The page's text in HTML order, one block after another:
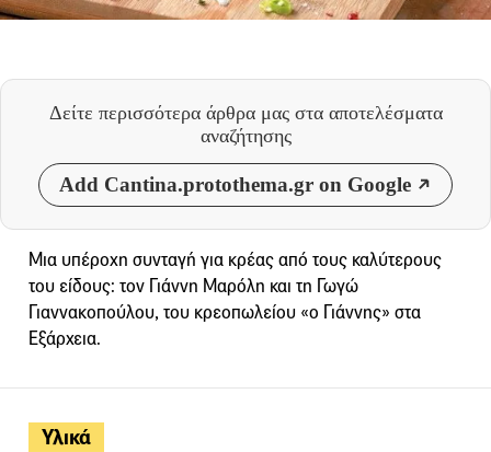
Δείτε περισσότερα άρθρα μας στα αποτελέσματα
αναζήτησης
Add Cantina.protothema.gr on Google
Υλικά
Μια υπέροχη συνταγή για κρέας από τους καλύτερους
του είδους: τον Γιάννη Μαρόλη και τη Γωγώ
Γιαννακοπούλου, του κρεοπωλείου «ο Γιάννης» στα
Εξάρχεια.